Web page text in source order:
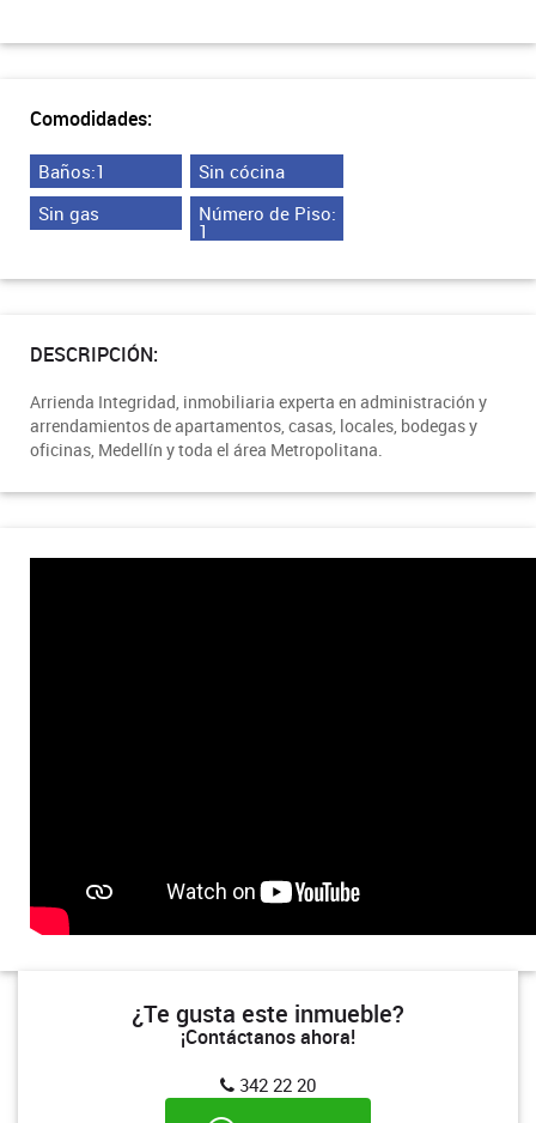
Comodidades:
Baños:1
Sin cócina
Sin gas
Número de Piso:
1
DESCRIPCIÓN:
Arrienda Integridad, inmobiliaria experta en administración y
arrendamientos de apartamentos, casas, locales, bodegas y
oficinas, Medellín y toda el área Metropolitana.
¿Te gusta este inmueble?
¡Contáctanos ahora!
342 22 20